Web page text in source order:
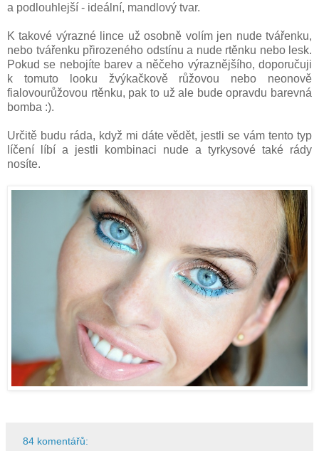
a podlouhlejší - ideální, mandlový tvar.
K takové výrazné lince už osobně volím jen nude tvářenku,
nebo tvářenku přirozeného odstínu a nude rtěnku nebo lesk.
Pokud se nebojíte barev a něčeho výraznějšího, doporučuji
k tomuto looku žvýkačkově růžovou nebo neonově
fialovourůžovou rtěnku, pak to už ale bude opravdu barevná
bomba :).
Určitě budu ráda, když mi dáte vědět, jestli se vám tento typ
líčení líbí a jestli kombinaci nude a tyrkysové také rády
nosíte.
84 komentářů: